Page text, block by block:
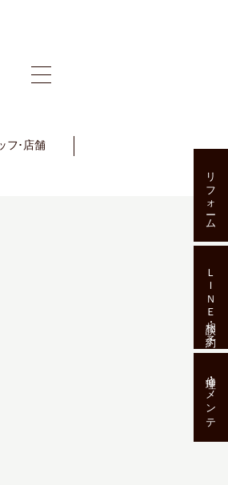
フ･店舗
･Shop
リフォーム
ＬＩＮＥ相談･予約
修理･メンテ